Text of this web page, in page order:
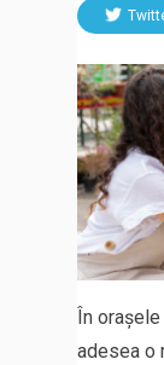
În
adesea o